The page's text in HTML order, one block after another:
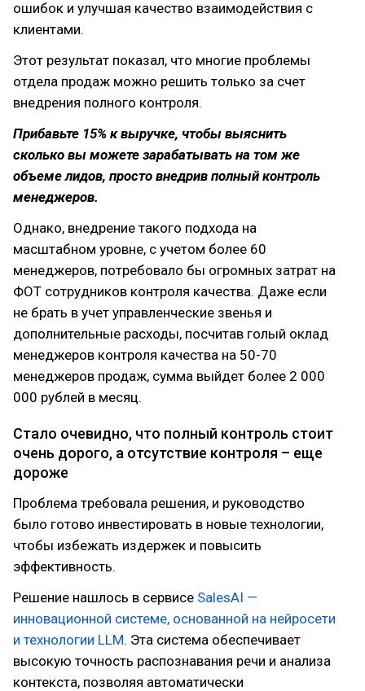
ошибок и улучшая качество взаимодействия с
клиентами.
Этот результат показал, что многие проблемы
отдела продаж можно решить только за счет
внедрения полного контроля.
Прибавьте 15% к выручке, чтобы выяснить
сколько вы можете зарабатывать на том же
объеме лидов, просто внедрив полный контроль
менеджеров.
Однако, внедрение такого подхода на
масштабном уровне, с учетом более 60
менеджеров, потребовало бы огромных затрат на
ФОТ сотрудников контроля качества. Даже если
не брать в учет управленческие звенья и
дополнительные расходы, посчитав голый оклад
менеджеров контроля качества на 50-70
менеджеров продаж, сумма выйдет более 2 000
000 рублей в месяц.
Стало очевидно, что полный контроль стоит
очень дорого, а отсутствие контроля – еще
дороже
Проблема требовала решения, и руководство
было готово инвестировать в новые технологии,
чтобы избежать издержек и повысить
эффективность.
Решение нашлось в сервисе SalesAI —
инновационной системе, основанной на нейросети
и технологии LLM. Эта система обеспечивает
высокую точность распознавания речи и анализа
контекста, позволяя автоматически